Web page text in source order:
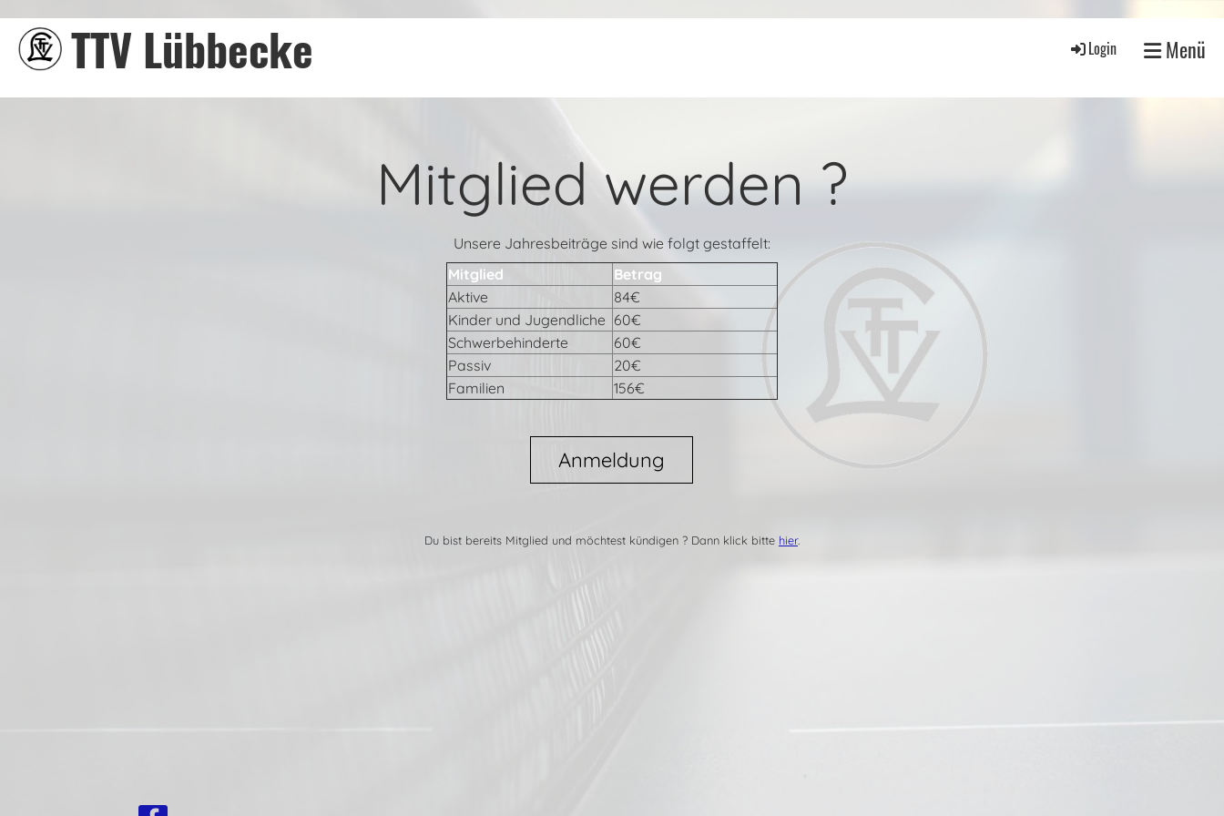
TTV Lübbecke Login Menü
Mitglied werden ?
Unsere Jahresbeiträge sind wie folgt gestaffelt:
Mitglied
Betrag
Aktive
84€
Kinder und Jugendliche 60€
Schwerbehinderte
60€
Passiv
20€
Familien
156€
Anmeldung
Du bist bereits Mitglied und möchtest kündigen ? Dann klick bitte hier.